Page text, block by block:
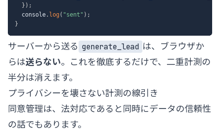
} ) ;
  console
. log ( "sent" ) ;
}
サーバーから送る generate_lead は、ブラウザか
らは送らない。これを徹底するだけで、二重計測の
半分は消えます。
プライバシーを壊さない計測の線引き
同意管理は、法対応であると同時にデータの信頼性
の話でもあります。